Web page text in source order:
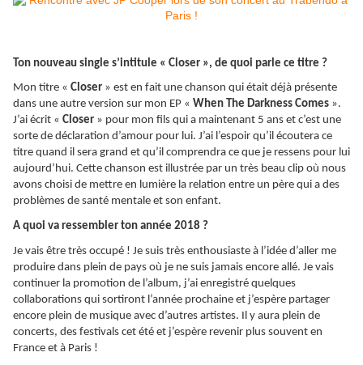
Ton nouveau single s’intitule « Closer », de quoi parle ce titre ?
Mon titre « Closer » est en fait une chanson qui était déjà présente
dans une autre version sur mon EP « When The Darkness Comes ».
J’ai écrit « Closer » pour mon fils qui a maintenant 5 ans et c’est une
sorte de déclaration d’amour pour lui. J’ai l’espoir qu’il écoutera ce
titre quand il sera grand et qu’il comprendra ce que je ressens pour lui
aujourd’hui. Cette chanson est illustrée par un très beau clip où nous
avons choisi de mettre en lumière la relation entre un père qui a des
problèmes de santé mentale et son enfant.
A quoi va ressembler ton année 2018 ?
Je vais être très occupé ! Je suis très enthousiaste à l’idée d’aller me
produire dans plein de pays où je ne suis jamais encore allé. Je vais
continuer la promotion de l’album, j’ai enregistré quelques
collaborations qui sortiront l’année prochaine et j’espère partager
encore plein de musique avec d’autres artistes. Il y aura plein de
concerts, des festivals cet été et j’espère revenir plus souvent en
France et à Paris !